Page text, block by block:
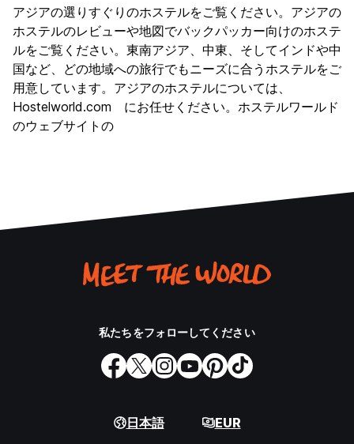
アジアの選りすぐりのホステルをご覧ください。アジアの
ホステルのレビューや地図でバックパッカー向けのホステ
ルをご覧ください。東南アジア、中東、そしてインドや中
国など、どの地域への旅行でもニーズに合うホステルをご
用意しています。アジアのホステルについては、
Hostelworld.com にお任せください。ホステルワールド
のウェブサイトの
私たちをフォローしてください
日本語 EUR